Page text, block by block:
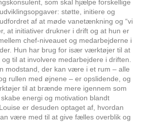
som skal hjælpe forskellige
støtte, initiere og
af at møde vanetænkning og “vi
at initiativer drukner i drift og at hun er
chef-niveauet og medarbejderne i
Hun har brug for især værktøjer til at
til at involvere medarbejdere i driften.
modstand, der kan være i et rum – alle
rullen med øjnene – er opslidende, og
til at brænde mere igennem som
energi og motivation blandt
er desuden optaget af, hvordan
være med til at give fælles overblik og